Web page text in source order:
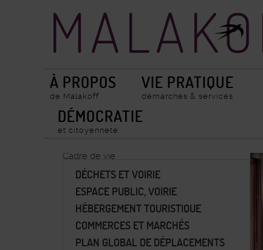
Malakoff
À PROPOS
de Malakoff
VIE PRATIQUE
démarches & services
DÉMOCRATIE
et citoyenneté
Cadre de vie
DÉCHETS ET VOIRIE
ESPACE PUBLIC, VOIRIE
HÉBERGEMENT TOURISTIQUE
COMMERCES ET MARCHÉS
PLAN GLOBAL DE DÉPLACEMENTS